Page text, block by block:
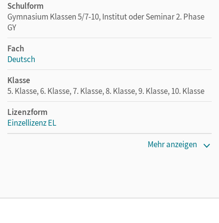
Schulform
Gymnasium Klassen 5/7-10, Institut oder Seminar 2. Phase
GY
Fach
Deutsch
Klasse
5. Klasse, 6. Klasse, 7. Klasse, 8. Klasse, 9. Klasse, 10. Klasse
Lizenzform
Einzellizenz EL
Mehr anzeigen